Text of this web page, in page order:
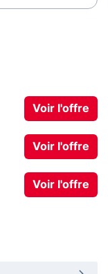
Voir l'offre
Voir l'offre
Voir l'offre